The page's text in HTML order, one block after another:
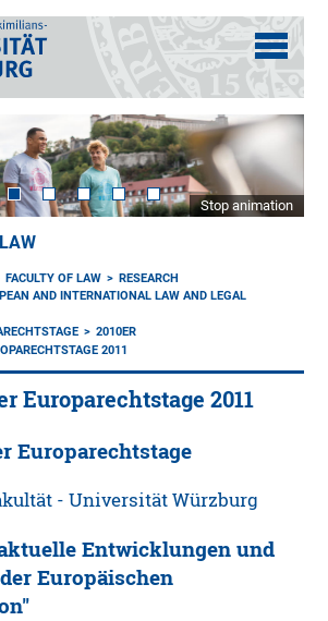
Stop animation
FACULTY OF LAW
RESEARCH
AND INTERNATIONAL LAW AND LEGAL
2010ER
2011
Europarechtstage 2011
Europarechtstage
- Universität Würzburg
Entwicklungen und
Europäischen